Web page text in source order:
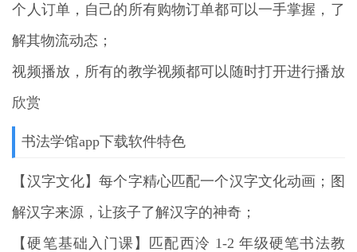
个人订单，自己的所有购物订单都可以一手掌握，了
解其物流动态；
视频播放，所有的教学视频都可以随时打开进行播放
欣赏
书法学馆app下载软件特色
【汉字文化】每个字精心匹配一个汉字文化动画；图
解汉字来源，让孩子了解汉字的神奇；
【硬笔基础入门课】匹配西泠 1-2 年级硬笔书法教